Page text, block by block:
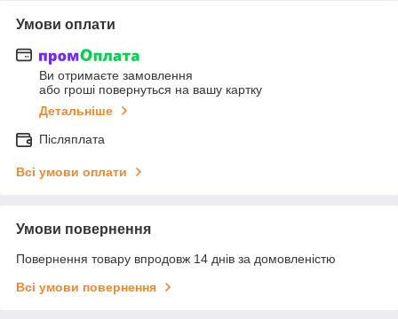
Умови оплати
Ви отримаєте замовлення
або гроші повернуться на вашу картку
Детальніше
Післяплата
Всі умови оплати
Умови повернення
Повернення товару впродовж 14 днів за домовленістю
Всі умови повернення